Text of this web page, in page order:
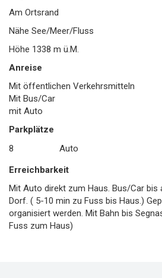
Am Ortsrand
Nähe See/Meer/Fluss
Höhe 1338 m ü.M.
Anreise
Mit öffentlichen Verkehrsmitteln
Mit Bus/Car
mit Auto
Parkplätze
8
Auto
Erreichbarkeit
Mit Auto direkt zum Haus. Bus/Car bis
Dorf. ( 5-10 min zu Fuss bis Haus.)
organisiert werden. Mit Bahn bis
Fuss zum Haus)